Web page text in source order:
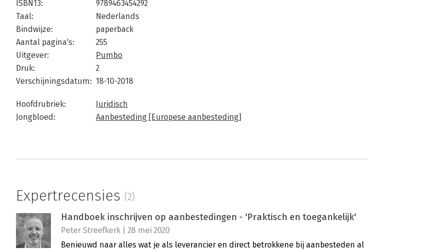
ISBN13:
9789463454292
Taal:
Nederlands
Bindwijze:
paperback
Aantal pagina's:
255
Uitgever:
Pumbo
Druk:
2
Verschijningsdatum: 18-10-2018
Hoofdrubriek:
Juridisch
Jongbloed:
Aanbesteding [Europese aanbesteding]
Expertrecensies (2)
Handboek inschrijven op aanbestedingen - 'Praktisch en toegankelijk'
Peter Streefkerk | 28 mei 2020
Benieuwd naar alles wat je als leverancier en direct betrokkene bij aanbesteden al